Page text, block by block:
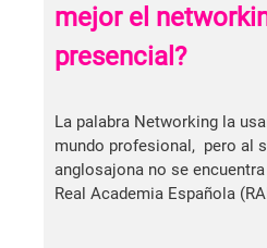
mejor el
presencial?
La palabra Networking la
mundo profesional, pero al
anglosajona no se
Real Academia Española